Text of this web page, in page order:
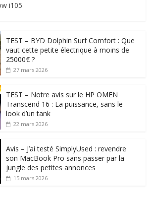
i105
TEST – BYD Dolphin Surf Comfort : Que
vaut cette petite électrique à moins de
25000€ ?
27 mars 2026
TEST – Notre avis sur le HP OMEN
Transcend 16 : La puissance, sans le
look d’un tank
22 mars 2026
Avis – J’ai testé SimplyUsed : revendre
son MacBook Pro sans passer par la
jungle des petites annonces
15 mars 2026